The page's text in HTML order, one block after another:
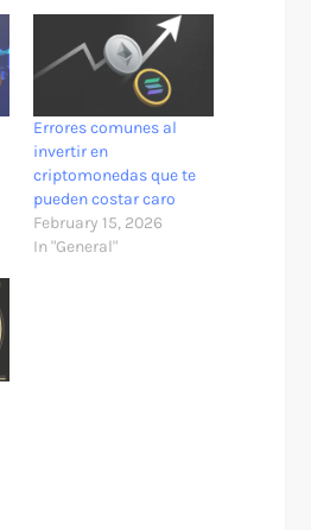
Errores comunes al
invertir en
criptomonedas que te
pueden costar caro
February 15, 2026
In "General"